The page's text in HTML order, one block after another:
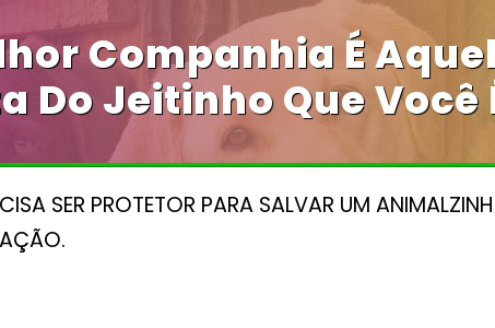
Companhia É
Do Jeitinho Que Você
SER PROTETOR PARA SALVAR UM